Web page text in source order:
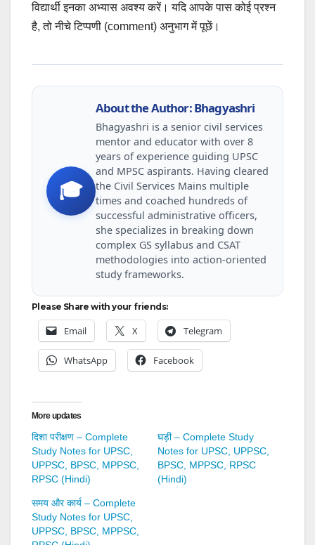
विद्यार्थी इनका अभ्यास अवश्य करें। यदि आपके पास कोई प्रश्न
है, तो नीचे टिप्पणी (comment) अनुभाग में पूछें।
🎓
About the Author: Bhagyashri
Bhagyashri is a senior civil services
mentor and educator with over 8
years of experience guiding UPSC
and MPSC aspirants. Having cleared
the Civil Services Mains multiple
times and coached hundreds of
successful administrative officers,
she specializes in breaking down
complex GS syllabus and CSAT
methodologies into action-oriented
study frameworks.
Please Share with your friends:
Email X Telegram
WhatsApp Facebook
More updates
दिशा परीक्षण – Complete
Study Notes for UPSC,
UPPSC, BPSC, MPPSC,
RPSC (Hindi)
घड़ी – Complete Study
Notes for UPSC, UPPSC,
BPSC, MPPSC, RPSC
(Hindi)
समय और कार्य – Complete
Study Notes for UPSC,
UPPSC, BPSC, MPPSC,